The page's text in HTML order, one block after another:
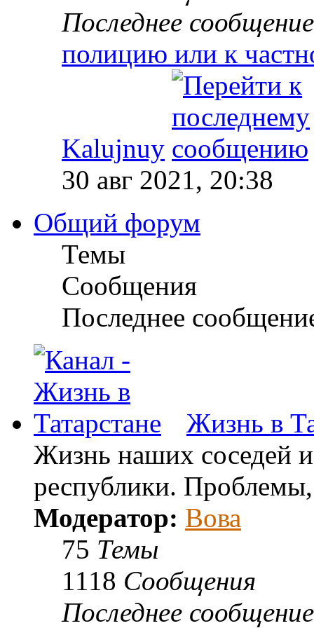
Последнее сообщение
полицию или к
Kalujnuy
30 авг 2021, 20:38
Общий форум
Темы
Сообщения
Последнее
Жизнь в
Жизнь наших соседей
республики.
Модератор: Вова
75 Темы
1118 Сообщения
Последнее сообщение